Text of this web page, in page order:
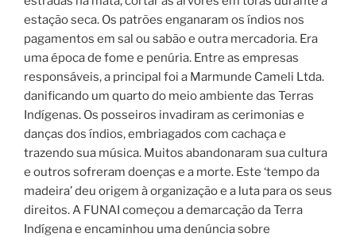
estação seca. Os patrões enganaram os índios nos
pagamentos em sal ou sabão e outra mercadoria. Era
uma época de fome e penúria. Entre as empresas
responsáveis, a principal foi a Marmunde Cameli Ltda.
danificando um quarto do meio ambiente das Terras
Indígenas. Os posseiros invadiram as cerimonias e
danças dos índios, embriagados com cachaça e
trazendo sua música. Muitos abandonaram sua cultura
e outros sofreram doenças e a morte. Este ‘tempo da
madeira’ deu origem à organização e a luta para os seus
direitos. A FUNAI começou a demarcação da Terra
Indígena e encaminhou uma denúncia sobre